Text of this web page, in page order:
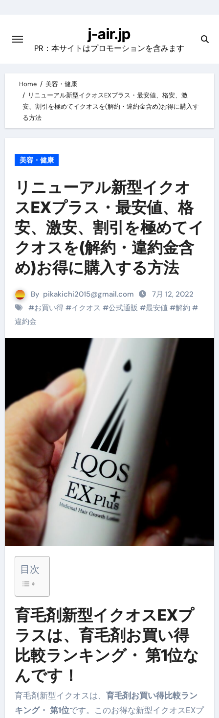
content
j-air.jp
PR：本サイトはプロモーションを含みます
Home
美容・健康
リニューアル新型イクオスEXプラス・最安値、格安、激
安、割引を極めてイクオスを(解約・違約金含め)お得に購入す
る方法
美容・健康
リニューアル新型イクオ
スEXプラス・最安値、格
安、激安、割引を極めてイ
クオスを(解約・違約金含
め)お得に購入する方法
By pikakichi2015@gmail.com
7月 12, 2022
#お買い得#イクオス #公式通販 #最安値#解約 #
違約金
目次
育毛剤新型イクオスEXプ
ラスは、育毛剤お買い得
比較ランキング・ 第1位な
んです！
育毛剤新型イクオスは、 育毛剤お買い得比較ラン
キング・ 第1位です。このお得な新型イクオスEXプ